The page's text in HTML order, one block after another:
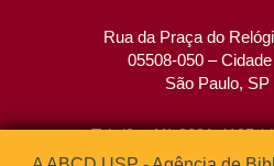
Rua da Praça do
05508-050 –
São Paulo,
Tel: (0xx11) 3091-4195 /
Fax: (0xx11)